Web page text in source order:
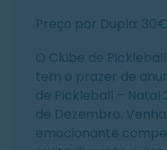
Preço por Dupla: 30€
O Clube de
tem o prazer de
de Pickleball – Natal
de Dezembro.
emocionante